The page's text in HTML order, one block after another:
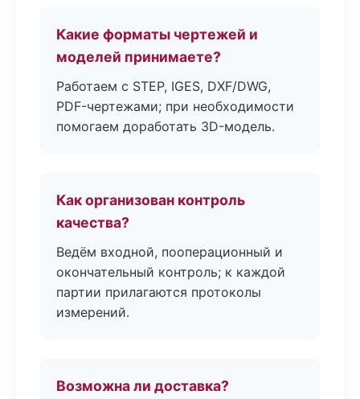
Какие форматы чертежей и
моделей принимаете?
Работаем с STEP, IGES, DXF/DWG,
PDF-чертежами; при необходимости
помогаем доработать 3D-модель.
Как организован контроль
качества?
Ведём входной, пооперационный и
окончательный контроль; к каждой
партии прилагаются протоколы
измерений.
Возможна ли доставка?